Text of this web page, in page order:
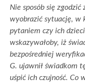
Nie sposób się
wyobrazić sytuację, w
pytaniem czy ich
wskazywałoby, iż
bezpośredniej
G. ujawnił świadkom
uśpić ich czujność. Co